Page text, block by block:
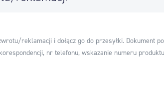
reklamacji i dołącz go do przesyłki. Dokument
nr telefonu, wskazanie numeru